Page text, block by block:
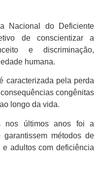
Nacional do Deficiente
de conscientizar a
e discriminação,
humana.
caracterizada pela perda
congênitas
longo da vida.
nos últimos anos foi a
métodos de
adultos com deficiência